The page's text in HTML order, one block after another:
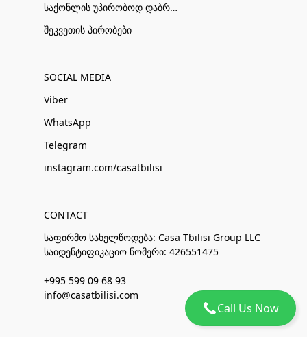
Call Us Now
საქონლის უპირობოდ დაბრუნების პირობები
შეკვეთის პირობები
SOCIAL MEDIA
Viber
WhatsApp
Telegram
instagram.com/casatbilisi
CONTACT
საფირმო სახელწოდება: Casa Tbilisi Group LLC
საიდენტიფიკაციო ნომერი: 426551475
+995 599 09 68 93
info@casatbilisi.com